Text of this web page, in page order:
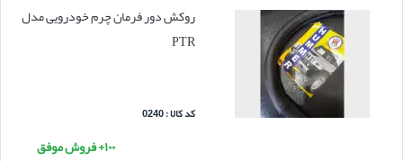
روکش دور فرمان چرم خودرویی مدل
PTR
کد کالا : 0240
۱۰۰+ فروش موفق